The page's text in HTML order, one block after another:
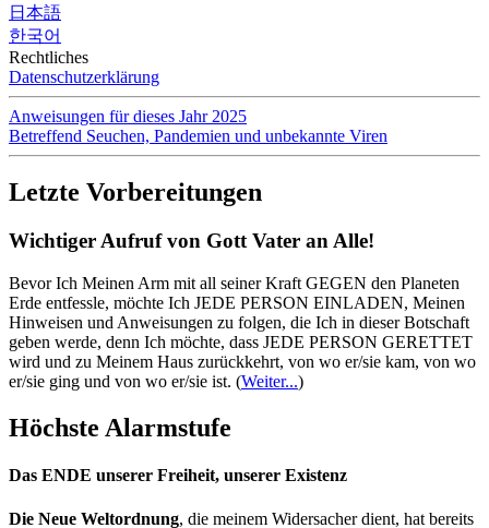
日本語
한국어
Rechtliches
Datenschutzerklärung
Anweisungen für dieses Jahr 2025
Betreffend Seuchen, Pandemien und unbekannte Viren
Letzte Vorbereitungen
Wichtiger Aufruf von Gott Vater an Alle!
Bevor Ich Meinen Arm mit all seiner Kraft GEGEN den Planeten
Erde entfessle, möchte Ich JEDE PERSON EINLADEN, Meinen
Hinweisen und Anweisungen zu folgen, die Ich in dieser Botschaft
geben werde, denn Ich möchte, dass JEDE PERSON GERETTET
wird und zu Meinem Haus zurückkehrt, von wo er/sie kam, von wo
er/sie ging und von wo er/sie ist. (Weiter...)
Höchste Alarmstufe
Das ENDE unserer Freiheit, unserer Existenz
Die Neue Weltordnung, die meinem Widersacher dient, hat bereits